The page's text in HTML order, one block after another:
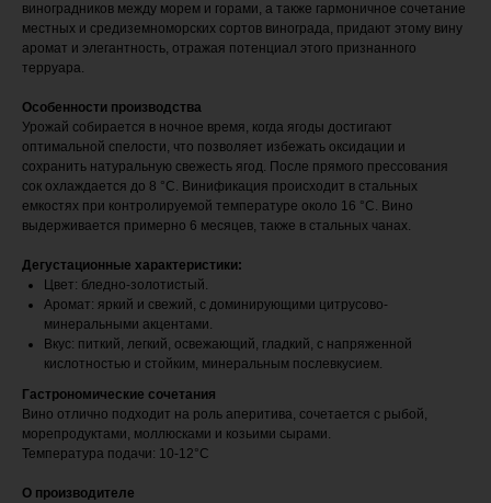
виноградников между морем и горами, а также гармоничное сочетание
местных и средиземноморских сортов винограда, придают этому вину
аромат и элегантность, отражая потенциал этого признанного
терруара.
Особенности производства
Урожай собирается в ночное время, когда ягоды достигают
оптимальной спелости, что позволяет избежать оксидации и
сохранить натуральную свежесть ягод. После прямого прессования
сок охлаждается до 8 °C. Винификация происходит в стальных
емкостях при контролируемой температуре около 16 °C. Вино
выдерживается примерно 6 месяцев, также в стальных чанах.
Дегустационные характеристики:
Цвет: бледно-золотистый.
Аромат: яркий и свежий, с доминирующими цитрусово-
минеральными акцентами.
Вкус: питкий, легкий, освежающий, гладкий, с напряженной
кислотностью и стойким, минеральным послевкусием.
Гастрономические сочетания
Вино отлично подходит на роль аперитива, сочетается с рыбой,
морепродуктами, моллюсками и козьими сырами.
Температура подачи: 10-12°C
О производителе